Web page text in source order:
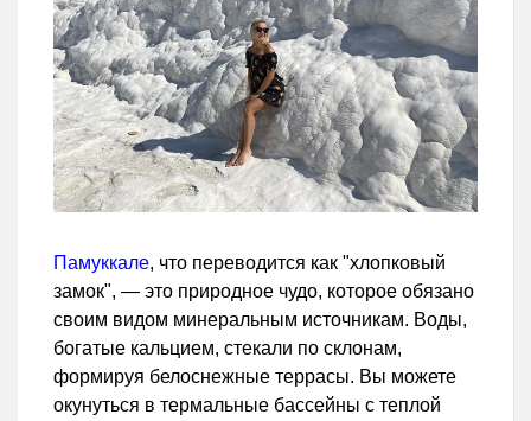
Памуккале, что переводится как "хлопковый
замок", — это природное чудо, которое обязано
своим видом минеральным источникам. Воды,
богатые кальцием, стекали по склонам,
формируя белоснежные террасы. Вы можете
окунуться в термальные бассейны с теплой